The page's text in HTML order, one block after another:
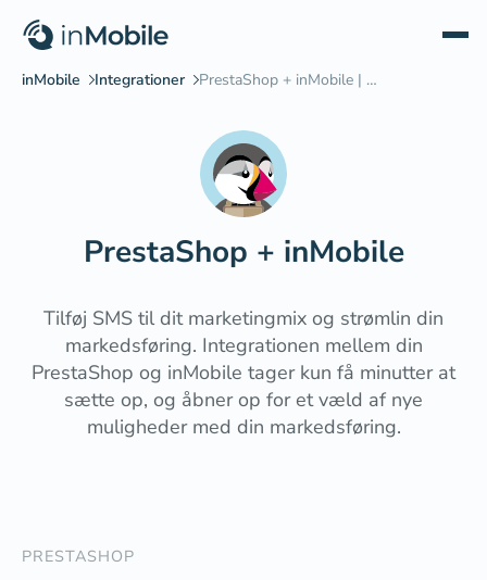
PrestaShop + inMobile
Tilføj SMS til dit marketingmix og strømlin din
markedsføring. Integrationen mellem din
PrestaShop og inMobile tager kun få minutter at
sætte op, og åbner op for et væld af nye
muligheder med din markedsføring.
PRESTASHOP